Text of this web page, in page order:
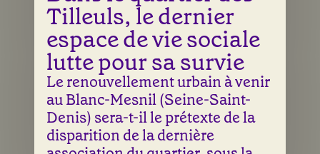
Tous droits réservés
Tilleuls, le dernier
espace de vie sociale
lutte pour sa survie
Le renouvellement urbain à venir
au Blanc-Mesnil (Seine-Saint-
Denis) sera-t-il le prétexte de la
disparition de la dernière